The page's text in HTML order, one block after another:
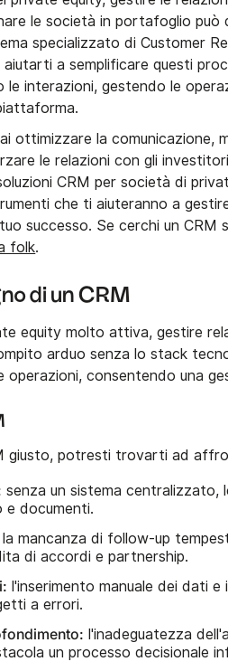
le società in portafoglio può
specializzato di Customer
a semplificare questi
le interazioni, gestendo le
ottimizzare la comunicazione,
le relazioni con gli
CRM per società di
che ti aiuteranno a
successo. Se cerchi un
folk.
di un CRM
equity molto attiva, gestire
arduo senza lo stack
operazioni, consentendo una
giusto, potresti trovarti ad
senza un sistema centralizzato,
e documenti.
la mancanza di follow-up
di accordi e partnership.
l'inserimento manuale dei dati
a errori.
l'inadeguatezza
un processo decisionale